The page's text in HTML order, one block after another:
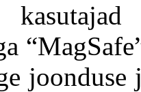
joonduse